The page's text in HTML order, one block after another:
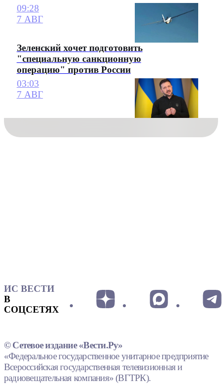
09:28
7 АВГ
Зеленский хочет подготовить
"специальную санкционную
операцию" против России
03:03
7 АВГ
ИС ВЕСТИ
В
СОЦСЕТЯХ
© Сетевое издание «Вести.Ру»
«Федеральное государственное унитарное предприятие
Всероссийская государственная телевизионная и
радиовещательная компания» (ВГТРК).